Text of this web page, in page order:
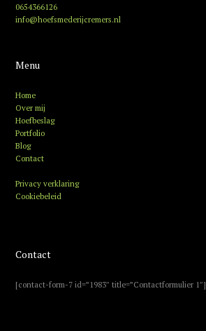
0654366126
info@hoefsmederijcremers.nl
Menu
Home
Over mij
Hoefbeslag
Portfolio
Blog
Contact
Privacy verklaring
Cookiebeleid
Contact
[contact-form-7 id=”1983″ title=”Contactformulier 1″]